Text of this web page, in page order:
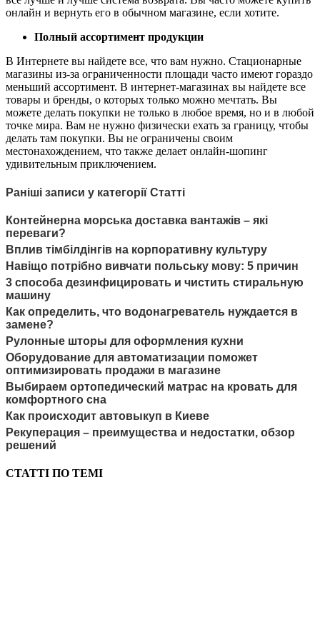
онлайн и вернуть его в обычном магазине, если хотите.
Полный ассортимент продукции
В Интернете вы найдете все, что вам нужно. Стационарные
магазины из-за ограниченности площади часто имеют гораздо
меньший ассортимент. В интернет-магазинах вы найдете все
товары и бренды, о которых только можно мечтать. Вы
можете делать покупки не только в любое время, но и в любой
точке мира. Вам не нужно физически ехать за границу, чтобы
делать там покупки. Вы не ограничены своим
местонахождением, что также делает онлайн-шопинг
удивительным приключением.
Раніші записи у категорії Статті
Контейнерна морська доставка вантажів – які
переваги?
Вплив тімбілдінгів на корпоративну культуру
Навіщо потрібно вивчати польську мову: 5 причин
3 способа дезинфицировать и чистить стиральную
машину
Как определить, что водонагреватель нуждается в
замене?
Рулонные шторы для оформления кухни
Оборудование для автоматизации поможет
оптимизировать продажи в магазине
Выбираем ортопедический матрас на кровать для
комфортного сна
Как происходит автовыкуп в Киеве
Рекуперация – преимущества и недостатки, обзор
решений
СТАТТІ ПО ТЕМІ